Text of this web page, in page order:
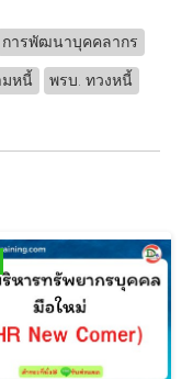
การพัฒนาบุคคลากร
มหนี้ พรบ. ทวงหนี้